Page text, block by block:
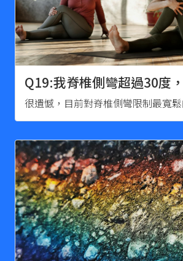
Q19:我脊椎側彎超過30度
很遺憾，目前對脊椎側彎限制最寬